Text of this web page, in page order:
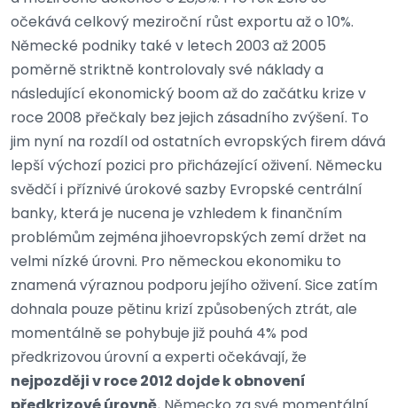
očekává celkový meziroční růst exportu až o 10%.
Německé podniky také v letech 2003 až 2005
poměrně striktně kontrolovaly své náklady a
následující ekonomický boom až do začátku krize v
roce 2008 přečkaly bez jejich zásadního zvýšení. To
jim nyní na rozdíl od ostatních evropských firem dává
lepší výchozí pozici pro přicházející oživení. Německu
svědčí i příznivé úrokové sazby Evropské centrální
banky, která je nucena je vzhledem k finančním
problémům zejména jihoevropských zemí držet na
velmi nízké úrovni. Pro německou ekonomiku to
znamená výraznou podporu jejího oživení. Sice zatím
dohnala pouze pětinu krizí způsobených ztrát, ale
momentálně se pohybuje již pouhá 4% pod
předkrizovou úrovní a experti očekávají, že
nejpozději v roce 2012 dojde k obnovení